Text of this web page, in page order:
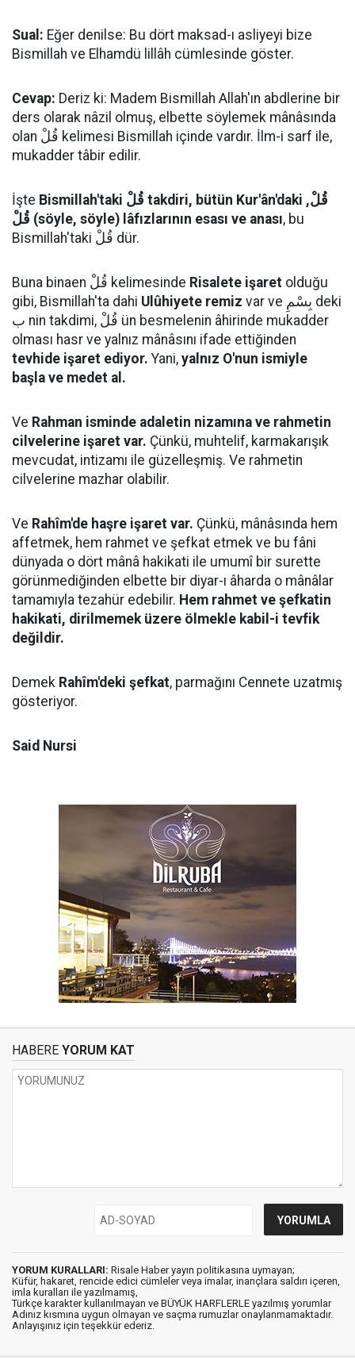
Sual: Eğer denilse: Bu dört maksad-ı asliyeyi bize
Bismillah ve Elhamdü lillâh cümlesinde göster.
Cevap: Deriz ki: Madem Bismillah Allah'ın abdlerine bir
ders olarak nâzil olmuş, elbette söylemek mânâsında
olan قُلْ kelimesi Bismillah içinde vardır. İlm-i sarf ile,
mukadder tâbir edilir.
İşte Bismillah'taki قُلْ takdiri, bütün Kur'ân'daki قُلْ,
قُلْ (söyle, söyle) lâfızlarının esası ve anası, bu
Bismillah'taki قُلْ dür.
Buna binaen قُلْ kelimesinde Risalete işaret olduğu
gibi, Bismillah'ta dahi Ulûhiyete remiz var ve بِسْمِ deki
ب nin takdimi, قُلْ ün besmelenin âhirinde mukadder
olması hasr ve yalnız mânâsını ifade ettiğinden
tevhide işaret ediyor. Yani, yalnız O'nun ismiyle
başla ve medet al.
Ve Rahman isminde adaletin nizamına ve rahmetin
cilvelerine işaret var. Çünkü, muhtelif, karmakarışık
mevcudat, intizamı ile güzelleşmiş. Ve rahmetin
cilvelerine mazhar olabilir.
Ve Rahîm'de haşre işaret var. Çünkü, mânâsında hem
affetmek, hem rahmet ve şefkat etmek ve bu fâni
dünyada o dört mânâ hakikati ile umumî bir surette
görünmediğinden elbette bir diyar-ı âharda o mânâlar
tamamıyla tezahür edebilir. Hem rahmet ve şefkatin
hakikati, dirilmemek üzere ölmekle kabil-i tevfik
değildir.
Demek Rahîm'deki şefkat, parmağını Cennete uzatmış
gösteriyor.
Said Nursi
HABERE YORUM KAT
YORUM KURALLARI: Risale Haber yayın politikasına uymayan;
Küfür, hakaret, rencide edici cümleler veya imalar, inançlara saldırı içeren,
imla kuralları ile yazılmamış,
Türkçe karakter kullanılmayan ve BÜYÜK HARFLERLE yazılmış yorumlar
Adınız kısmına uygun olmayan ve saçma rumuzlar onaylanmamaktadır.
Anlayışınız için teşekkür ederiz.